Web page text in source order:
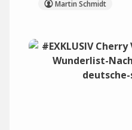
Martin Schmidt